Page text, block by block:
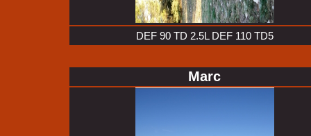
DEF 90 TD 2.5L DEF 110 TD5
Marc